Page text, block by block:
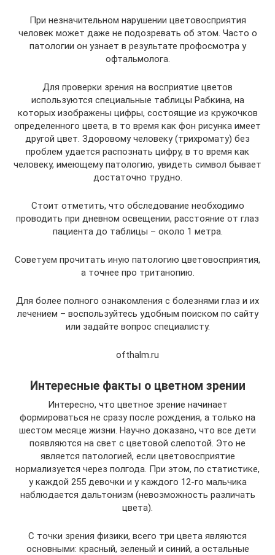
При незначительном нарушении цветовосприятия
человек может даже не подозревать об этом. Часто о
патологии он узнает в результате профосмотра у
офтальмолога.
Для проверки зрения на восприятие цветов
используются специальные таблицы Рабкина, на
которых изображены цифры, состоящие из кружочков
определенного цвета, в то время как фон рисунка имеет
другой цвет. Здоровому человеку (трихромату) без
проблем удается распознать цифру, в то время как
человеку, имеющему патологию, увидеть символ бывает
достаточно трудно.
Стоит отметить, что обследование необходимо
проводить при дневном освещении, расстояние от глаз
пациента до таблицы – около 1 метра.
Советуем прочитать иную патологию цветовосприятия,
а точнее про тританопию.
Для более полного ознакомления с болезнями глаз и их
лечением – воспользуйтесь удобным поиском по сайту
или задайте вопрос специалисту.
ofthalm.ru
Интересные факты о цветном зрении
Интересно, что цветное зрение начинает
формироваться не сразу после рождения, а только на
шестом месяце жизни. Научно доказано, что все дети
появляются на свет с цветовой слепотой. Это не
является патологией, если цветовосприятие
нормализуется через полгода. При этом, по статистике,
у каждой 255 девочки и у каждого 12-го мальчика
наблюдается дальтонизм (невозможность различать
цвета).
С точки зрения физики, всего три цвета являются
основными: красный, зеленый и синий, а остальные